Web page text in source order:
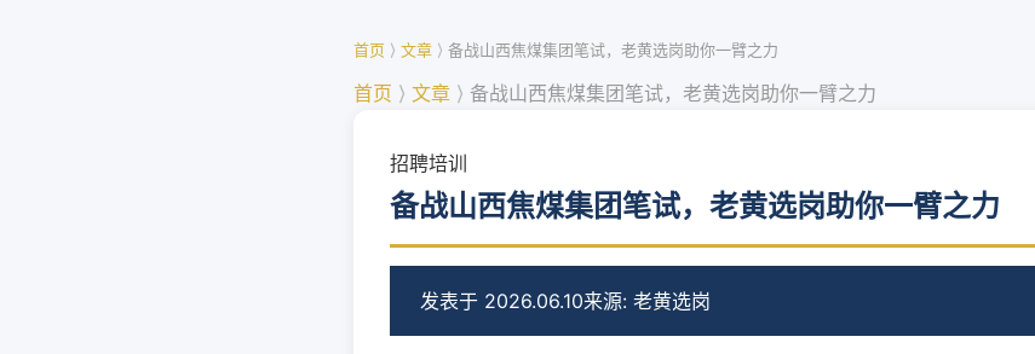
首页 ⟩ 文章 ⟩ 备战山西焦煤集团笔试，老黄选岗助你一臂之力
首页 ⟩ 文章 ⟩ 备战山西焦煤集团笔试，老黄选岗助你一臂之力
招聘培训
备战山西焦煤集团笔试，老黄选岗助你一臂之力
发表于 2026.06.10来源: 老黄选岗